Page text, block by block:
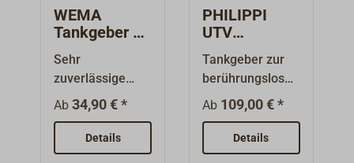
WEMA
Tankgeber S3
für Treibstoff
und Wasser
Sehr
zuverlässige
Geber für
Wasser und
Diesel.Die
Messung des
Ab34,90 € *
Details
PHILIPPI
UTV
berührungslo
ser
Füllstandsse
nsor
Tankgeber zur
berührungslosen
Füllstandsmessu
ng. Für Wasser-,
Grauwasser-
oder
Ab 109,00 € *
Details